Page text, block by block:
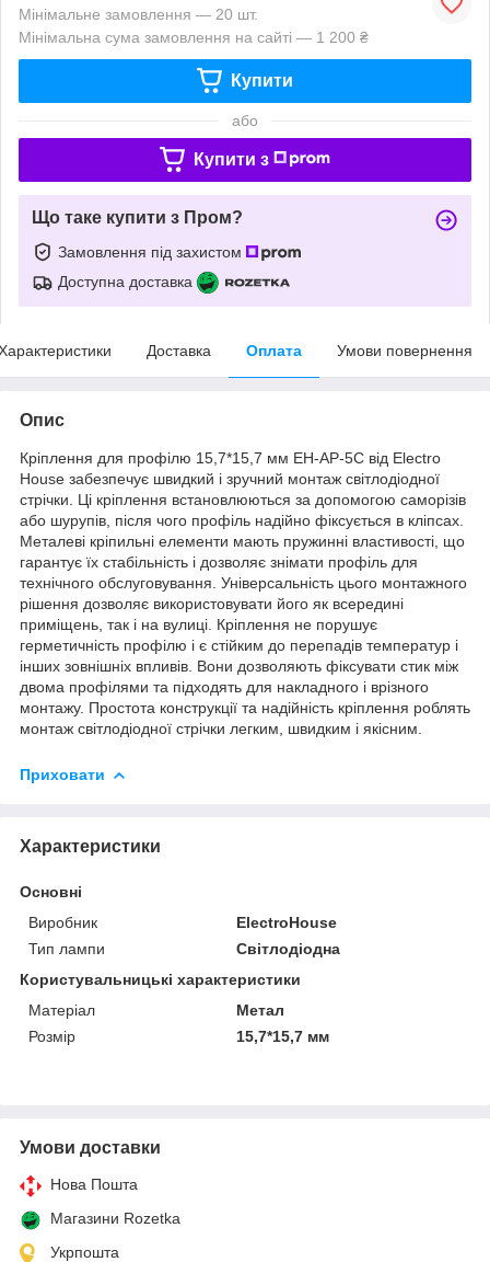
Мінімальне замовлення — 20 шт.
Мінімальна сума замовлення на сайті — 1 200 ₴
Купити
або
Купити з
Що таке купити з Пром?
Замовлення під захистом
Доступна доставка
Доставка Оплата Умови повернення
Опис
Кріплення для профілю 15,7*15,7 мм EH-AP-5C від Electro
House забезпечує швидкий і зручний монтаж світлодіодної
стрічки. Ці кріплення встановлюються за допомогою саморізів
або шурупів, після чого профіль надійно фіксується в кліпсах.
Металеві кріпильні елементи мають пружинні властивості, що
гарантує їх стабільність і дозволяє знімати профіль для
технічного обслуговування. Універсальність цього монтажного
рішення дозволяє використовувати його як всередині
приміщень, так і на вулиці. Кріплення не порушує
герметичність профілю і є стійким до перепадів температур і
інших зовнішніх впливів. Вони дозволяють фіксувати стик між
двома профілями та підходять для накладного і врізного
монтажу. Простота конструкції та надійність кріплення роблять
монтаж світлодіодної стрічки легким, швидким і якісним.
Приховати
Характеристики
Основні
Виробник
ElectroHouse
Тип лампи
Світлодіодна
Користувальницькі характеристики
Матеріал
Метал
Розмір
15,7*15,7 мм
Умови доставки
Нова Пошта
Магазини Rozetka
Укрпошта